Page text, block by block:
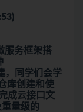
服务框架搭
，同学们会学
库创建和使
成云接口文
量级的